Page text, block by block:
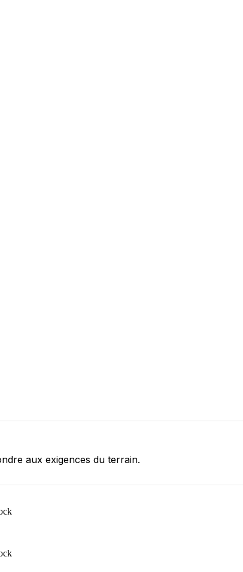
aux exigences du terrain.